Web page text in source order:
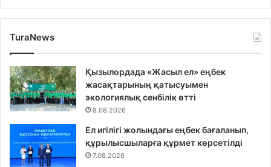
TuraNews
Қызылордада «Жасыл ел» еңбек
жасақтарының қатысуымен
экологиялық сенбілік өтті
8.08.2026
Ел игілігі жолындағы еңбек бағаланып,
құрылысшыларға құрмет көрсетілді
7.08.2026